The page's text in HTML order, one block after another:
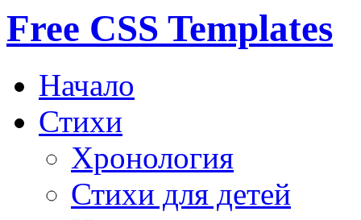
Free CSS Templates
Начало
Стихи
Хронология
Стихи для детей